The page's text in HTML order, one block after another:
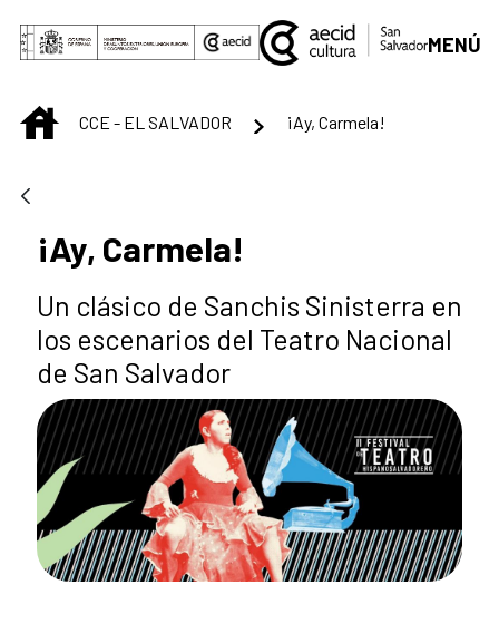
Saltar al contenido principal
MENÚ
INICIOCCE - EL SALVADOR ¡Ay, Carmela!
¡Ay, Carmela!
Un clásico de Sanchis Sinisterra en
los escenarios del Teatro Nacional
de San Salvador